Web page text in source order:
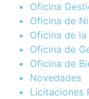
Oficina
Oficina de
Oficina de
Oficina de
Oficina de
Novedades
Licitaciones